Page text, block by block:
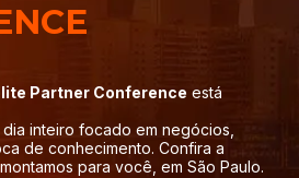
Partner Conference está
inteiro focado em negócios,
de conhecimento. Confira a
para você, em São Paulo.